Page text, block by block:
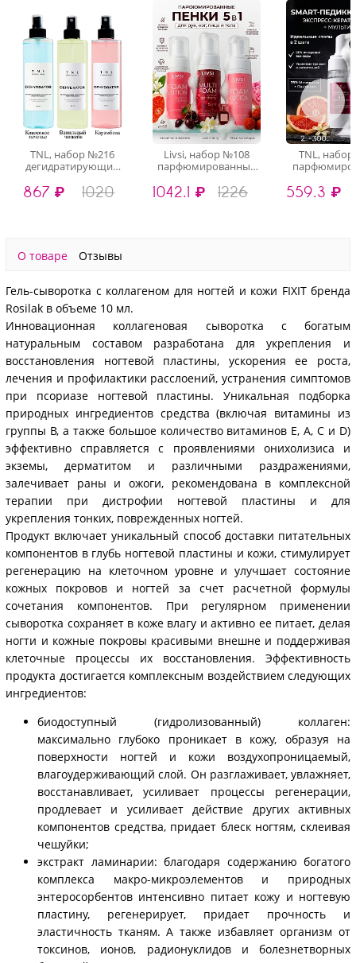
TNL, набор №216
дегидратирующий
эффектом фотошопа
Dehydrator, 3 х 250 мл
867 ₽ 1020
Livsi, набор №108
парфюмированные
пенки и лосьон для
рук, ног, лица и тела,
1042.1 ₽ 1226
TNL,
педикюра,
559.3 ₽
О товаре Отзывы
Гель-сыворотка с коллагеном для ногтей и кожи FIXIT бренда
Rosilak в объеме 10 мл.
Инновационная коллагеновая сыворотка с богатым
натуральным составом разработана для укрепления и
восстановления ногтевой пластины, ускорения ее роста,
лечения и профилактики расслоений, устранения симптомов
при псориазе ногтевой пластины. Уникальная подборка
природных ингредиентов средства (включая витамины из
группы B, а также большое количество витаминов E, A, C и D)
эффективно справляется с проявлениями онихолизиса и
экземы, дерматитом и различными раздражениями,
залечивает раны и ожоги, рекомендована в комплексной
терапии при дистрофии ногтевой пластины и для
укрепления тонких, поврежденных ногтей.
Продукт включает уникальный способ доставки питательных
компонентов в глубь ногтевой пластины и кожи, стимулирует
регенерацию на клеточном уровне и улучшает состояние
кожных покровов и ногтей за счет расчетной формулы
сочетания компонентов. При регулярном применении
сыворотка сохраняет в коже влагу и активно ее питает, делая
ногти и кожные покровы красивыми внешне и поддерживая
клеточные процессы их восстановления. Эффективность
продукта достигается комплексным воздействием следующих
ингредиентов:
биодоступный (гидролизованный) коллаген:
максимально глубоко проникает в кожу, образуя на
поверхности ногтей и кожи воздухопроницаемый,
влагоудерживающий слой. Он разглаживает, увлажняет,
восстанавливает, усиливает процессы регенерации,
продлевает и усиливает действие других активных
компонентов средства, придает блеск ногтям, склеивая
чешуйки;
экстракт ламинарии: благодаря содержанию богатого
комплекса макро-микроэлементов и природных
энтеросорбентов интенсивно питает кожу и ногтевую
пластину, регенерирует, придает прочность и
эластичность тканям. А также избавляет организм от
токсинов, ионов, радионуклидов и болезнетворных